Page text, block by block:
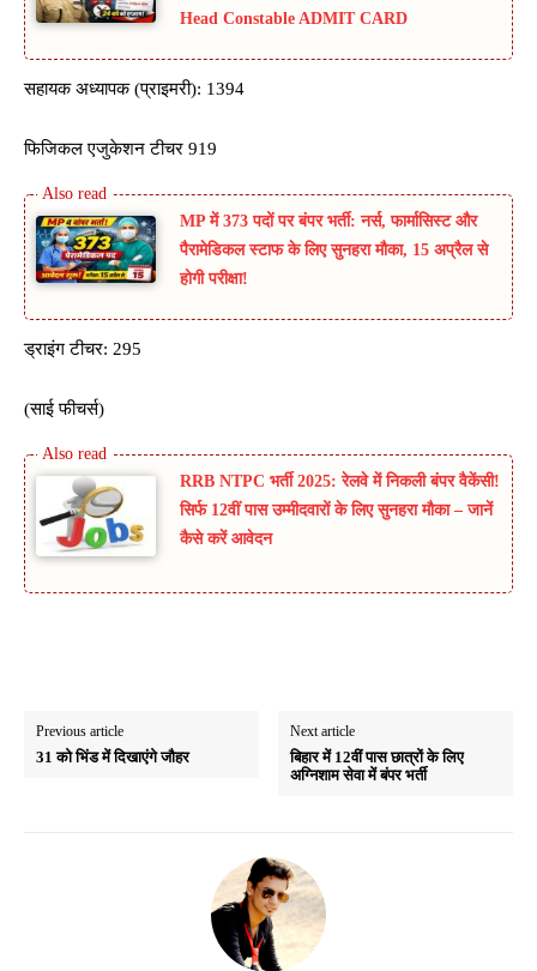
Head Constable ADMIT CARD
सहायक अध्यापक (प्राइमरी): 1394
फिजिकल एजुकेशन टीचर 919
MP में 373 पदों पर बंपर भर्ती: नर्स, फार्मासिस्ट और
पैरामेडिकल स्टाफ के लिए सुनहरा मौका, 15 अप्रैल से
होगी परीक्षा!
ड्राइंग टीचर: 295
(साई फीचर्स)
RRB NTPC भर्ती 2025: रेलवे में निकली बंपर वैकेंसी!
सिर्फ 12वीं पास उम्मीदवारों के लिए सुनहरा मौका – जानें
कैसे करें आवेदन
Previous article
31 को भिंड में दिखाएंगे जौहर
Next article
बिहार में 12वीं पास छात्रों के लिए
अग्निशाम सेवा में बंपर भर्ती